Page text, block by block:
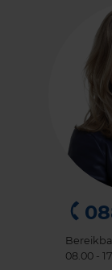
08.00 -